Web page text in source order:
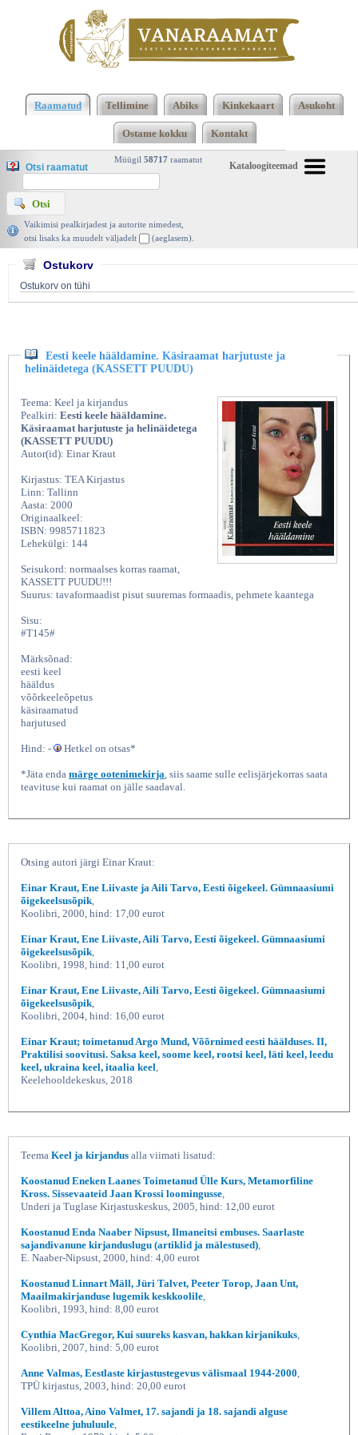
Eesti keele hääldamine Käsiraamat
hääldamine. Käsiraamat harjutuste ja helinäidetega
(KASSETT PUUDU), Einar Kraut, TEA Kirjastus
2000 | vanaraamat. ee
Raamatud Tellimine Abiks Kinkekaart Asukoht
Ostame kokku Kontakt
Kataloogiteemad
Müügil 58717 raamatut
Otsi raamatut
Vaikimisi pealkirjadest ja autorite nimedest,
otsi lisaks ka muudelt väljadelt
(aeglasem).
Ostukorv
Ostukorv on tühi
Eesti keele hääldamine. Käsiraamat harjutuste ja
helinäidetega (KASSETT PUUDU)
Teema: Keel ja kirjandus
Pealkiri: Eesti keele hääldamine.
Käsiraamat harjutuste ja helinäidetega
(KASSETT PUUDU)
Autor(id): Einar Kraut
Kirjastus: TEA Kirjastus
Linn: Tallinn
Aasta: 2000
Originaalkeel:
ISBN: 9985711823
Lehekülgi: 144
Seisukord: normaalses korras raamat,
KASSETT PUUDU!!!
Suurus: tavaformaadist pisut suuremas formaadis, pehmete kaantega
Sisu:
#T145#
Märksõnad:
eesti keel
hääldus
võõrkeeleõpetus
käsiraamatud
harjutused
Hind: - Hetkel on otsas*
*Jäta enda märge ootenimekirja, siis saame sulle eelisjärjekorras saata
teavituse kui raamat on jälle saadaval.
Otsing autori järgi Einar Kraut:
Einar Kraut, Ene Liivaste ja Aili Tarvo, Eesti õigekeel. Gümnaasiumi
õigekeelsusõpik,
Koolibri, 2000, hind: 17,00 eurot
Einar Kraut, Ene Liivaste, Aili Tarvo, Eesti õigekeel. Gümnaasiumi
õigekeelsusõpik,
Koolibri, 1998, hind: 11,00 eurot
Einar Kraut, Ene Liivaste, Aili Tarvo, Eesti õigekeel. Gümnaasiumi
õigekeelsusõpik,
Koolibri, 2004, hind: 16,00 eurot
Einar Kraut; toimetanud Argo Mund, Võõrnimed eesti häälduses. II,
Praktilisi soovitusi. Saksa keel, soome keel, rootsi keel, läti keel, leedu
keel, ukraina keel, itaalia keel,
Keelehooldekeskus, 2018
Teema Keel ja kirjandus alla viimati lisatud:
Koostanud Eneken Laanes Toimetanud Ülle Kurs, Metamorfiline
Kross. Sissevaateid Jaan Krossi loomingusse,
Underi ja Tuglase Kirjastuskeskus, 2005, hind: 12,00 eurot
Koostanud Enda Naaber Nipsust, Ilmaneitsi embuses. Saarlaste
sajandivanune kirjanduslugu (artiklid ja mälestused),
E. Naaber-Nipsust, 2000, hind: 4,00 eurot
Koostanud Linnart Mäll, Jüri Talvet, Peeter Torop, Jaan Unt,
Maailmakirjanduse lugemik keskkoolile,
Koolibri, 1993, hind: 8,00 eurot
Cynthia MacGregor, Kui suureks kasvan, hakkan kirjanikuks,
Koolibri, 2007, hind: 5,00 eurot
Anne Valmas, Eestlaste kirjastustegevus välismaal 1944-2000,
TPÜ kirjastus, 2003, hind: 20,00 eurot
Villem Alttoa, Aino Valmet, 17. sajandi ja 18. sajandi alguse
eestikeelne juhuluule,